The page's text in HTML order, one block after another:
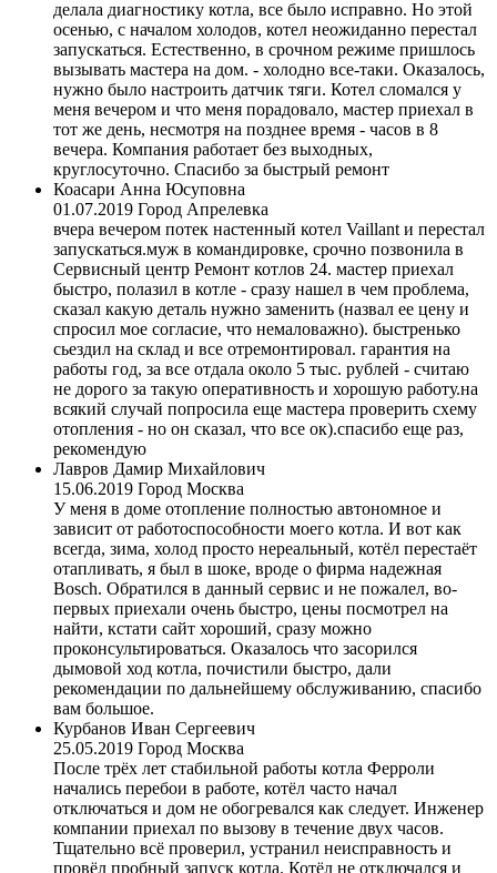
делала диагностику котла, все было исправно. Но этой
осенью, с началом холодов, котел неожиданно перестал
запускаться. Естественно, в срочном режиме пришлось
вызывать мастера на дом. - холодно все-таки. Оказалось,
нужно было настроить датчик тяги. Котел сломался у
меня вечером и что меня порадовало, мастер приехал в
тот же день, несмотря на позднее время - часов в 8
вечера. Компания работает без выходных,
круглосуточно. Спасибо за быстрый ремонт
Коасари Анна Юсуповна
01.07.2019 Город Апрелевка
вчера вечером потек настенный котел Vaillant и перестал
запускаться.муж в командировке, срочно позвонила в
Сервисный центр Ремонт котлов 24. мастер приехал
быстро, полазил в котле - сразу нашел в чем проблема,
сказал какую деталь нужно заменить (назвал ее цену и
спросил мое согласие, что немаловажно). быстренько
сьездил на склад и все отремонтировал. гарантия на
работы год, за все отдала около 5 тыс. рублей - считаю
не дорого за такую оперативность и хорошую работу.на
всякий случай попросила еще мастера проверить схему
отопления - но он сказал, что все ок).спасибо еще раз,
рекомендую
Лавров Дамир Михайлович
15.06.2019 Город Москва
У меня в доме отопление полностью автономное и
зависит от работоспособности моего котла. И вот как
всегда, зима, холод просто нереальный, котёл перестаёт
отапливать, я был в шоке, вроде о фирма надежная
Bosch. Обратился в данный сервис и не пожалел, во-
первых приехали очень быстро, цены посмотрел на
найти, кстати сайт хороший, сразу можно
проконсультироваться. Оказалось что засорился
дымовой ход котла, почистили быстро, дали
рекомендации по дальнейшему обслуживанию, спасибо
вам большое.
Курбанов Иван Сергеевич
25.05.2019 Город Москва
После трёх лет стабильной работы котла Ферроли
начались перебои в работе, котёл часто начал
отключаться и дом не обогревался как следует. Инженер
компании приехал по вызову в течение двух часов.
Тщательно всё проверил, устранил неисправность и
провёл пробный запуск котла. Котёл не отключался и